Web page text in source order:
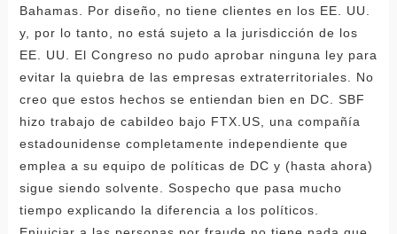
Bahamas. Por diseño, no tiene clientes en los EE. UU.
y, por lo tanto, no está sujeto a la jurisdicción de los
EE. UU. El Congreso no pudo aprobar ninguna ley para
evitar la quiebra de las empresas extraterritoriales. No
creo que estos hechos se entiendan bien en DC. SBF
hizo trabajo de cabildeo bajo FTX.US, una compañía
estadounidense completamente independiente que
emplea a su equipo de políticas de DC y (hasta ahora)
sigue siendo solvente. Sospecho que pasa mucho
tiempo explicando la diferencia a los políticos.